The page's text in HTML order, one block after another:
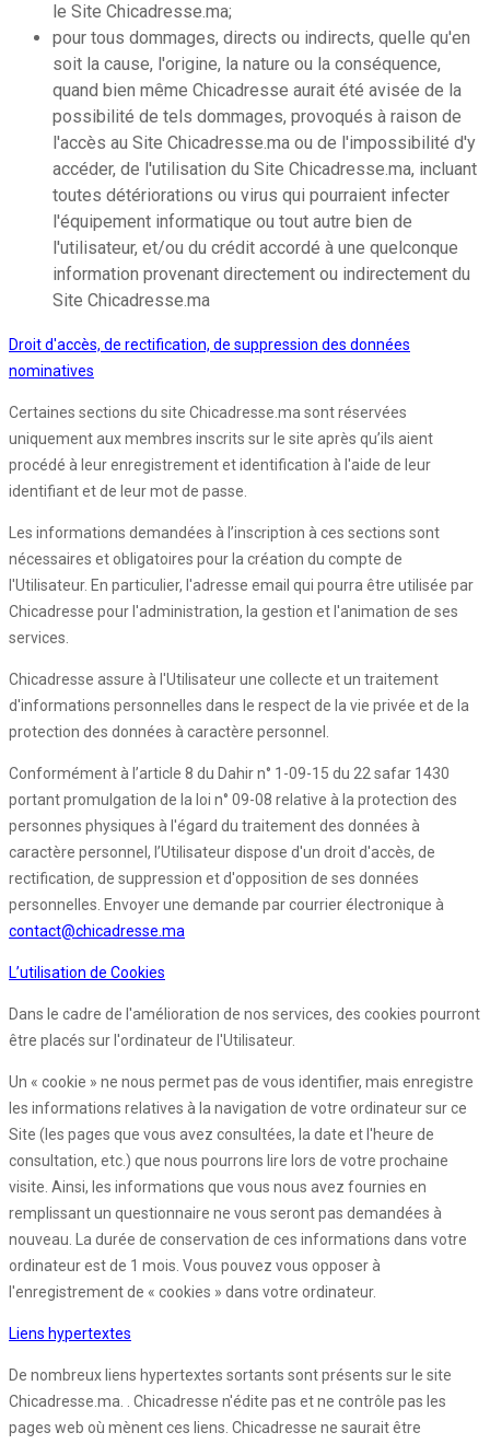
le Site Chicadresse.ma;
pour tous dommages, directs ou indirects, quelle qu'en
soit la cause, l'origine, la nature ou la conséquence,
quand bien même Chicadresse aurait été avisée de la
possibilité de tels dommages, provoqués à raison de
l'accès au Site Chicadresse.ma ou de l'impossibilité d'y
accéder, de l'utilisation du Site Chicadresse.ma, incluant
toutes détériorations ou virus qui pourraient infecter
l'équipement informatique ou tout autre bien de
l'utilisateur, et/ou du crédit accordé à une quelconque
information provenant directement ou indirectement du
Site Chicadresse.ma
Droit d'accès, de rectification, de suppression des données
nominatives
Certaines sections du site Chicadresse.ma sont réservées
uniquement aux membres inscrits sur le site après qu’ils aient
procédé à leur enregistrement et identification à l'aide de leur
identifiant et de leur mot de passe.
Les informations demandées à l’inscription à ces sections sont
nécessaires et obligatoires pour la création du compte de
l'Utilisateur. En particulier, l'adresse email qui pourra être utilisée par
Chicadresse pour l'administration, la gestion et l'animation de ses
services.
Chicadresse assure à l'Utilisateur une collecte et un traitement
d'informations personnelles dans le respect de la vie privée et de la
protection des données à caractère personnel.
Conformément à l’article 8 du Dahir n° 1-09-15 du 22 safar 1430
portant promulgation de la loi n° 09-08 relative à la protection des
personnes physiques à l'égard du traitement des données à
caractère personnel, l’Utilisateur dispose d'un droit d'accès, de
rectification, de suppression et d'opposition de ses données
personnelles. Envoyer une demande par courrier électronique à
contact@chicadresse.ma
L’utilisation de Cookies
Dans le cadre de l'amélioration de nos services, des cookies pourront
être placés sur l'ordinateur de l'Utilisateur.
Un « cookie » ne nous permet pas de vous identifier, mais enregistre
les informations relatives à la navigation de votre ordinateur sur ce
Site (les pages que vous avez consultées, la date et l'heure de
consultation, etc.) que nous pourrons lire lors de votre prochaine
visite. Ainsi, les informations que vous nous avez fournies en
remplissant un questionnaire ne vous seront pas demandées à
nouveau. La durée de conservation de ces informations dans votre
ordinateur est de 1 mois. Vous pouvez vous opposer à
l'enregistrement de « cookies » dans votre ordinateur.
Liens hypertextes
De nombreux liens hypertextes sortants sont présents sur le site
Chicadresse.ma. . Chicadresse n'édite pas et ne contrôle pas les
pages web où mènent ces liens. Chicadresse ne saurait être